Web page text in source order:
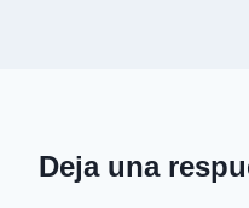
Deja una